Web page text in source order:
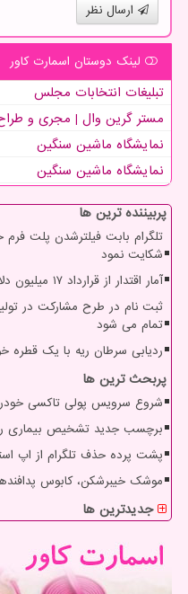
ارسال نظر
لینک دوستان اسمارت كاور
تبلیغات انتخابات مجلس
مستر گرین وال | مجری و طراح
نمایشگاه ماشین سنگین
نمایشگاه ماشین سنگین
پربیننده ترین ها
تلگرام بابت فیلترشدن پلت فرم
شکایت نمود
آمار اقتدار از قرارداد ۱۷ میلیون دلاری نانویی تا جایگاه چهارمی دنیا
تمام می شود
ردیابی سرطان ریه با یک قطره
پربحث ترین ها
شروع سرویس پولی تاکسی
برچسب جدید تشخیص بیماری
پشت پرده حذف تلگرام از اپ
موشک خیبرشکن، کابوس
جدیدترین ها